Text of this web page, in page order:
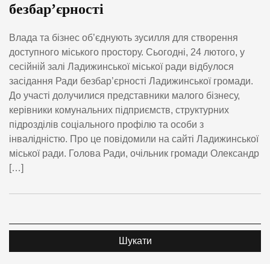
безбар’єрності
Влада та бізнес об’єднують зусилля для створення
доступного міського простору. Сьогодні, 24 лютого, у
сесійній залі Ладижинської міської ради відбулося
засідання Ради безбар’єрності Ладижинської громади.
До участі долучилися представники малого бізнесу,
керівники комунальних підприємств, структурних
підрозділів соціального профілю та особи з
інвалідністю. Про це повідомили на сайті Ладижинської
міської ради. Голова Ради, очільник громади Олександр
[…]